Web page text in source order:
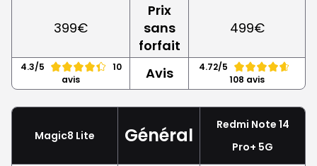
399€
Prix
sans
forfait
499€
4.3/5
10
avis
Avis
4.72/5
108 avis
Magic8 Lite Général
Redmi Note 14
Pro+ 5G